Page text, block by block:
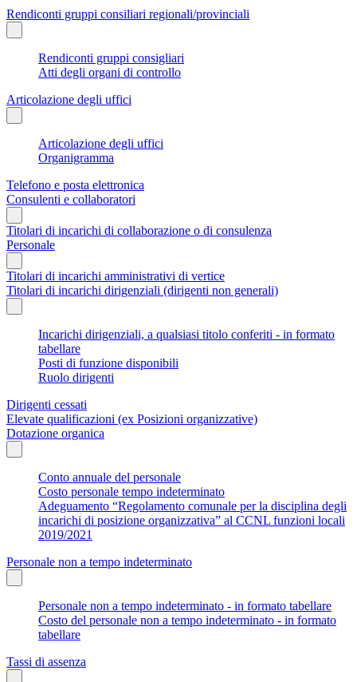
Rendiconti gruppi consiliari regionali/provinciali
Rendiconti gruppi consigliari
Atti degli organi di controllo
Articolazione degli uffici
Articolazione degli uffici
Organigramma
Telefono e posta elettronica
Consulenti e collaboratori
Titolari di incarichi di collaborazione o di consulenza
Personale
Titolari di incarichi amministrativi di vertice
Titolari di incarichi dirigenziali (dirigenti non generali)
Incarichi dirigenziali, a qualsiasi titolo conferiti - in formato
tabellare
Posti di funzione disponibili
Ruolo dirigenti
Dirigenti cessati
Elevate qualificazioni (ex Posizioni organizzative)
Dotazione organica
Conto annuale del personale
Costo personale tempo indeterminato
Adeguamento “Regolamento comunale per la disciplina degli
incarichi di posizione organizzativa” al CCNL funzioni locali
2019/2021
Personale non a tempo indeterminato
Personale non a tempo indeterminato - in formato tabellare
Costo del personale non a tempo indeterminato - in formato
tabellare
Tassi di assenza